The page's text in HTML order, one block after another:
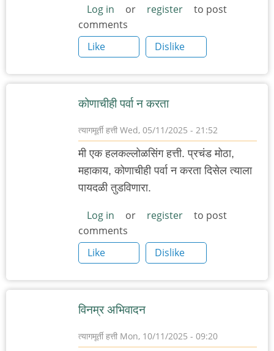
Log in or register
to post
comments
Like
Dislike
कोणाचीही पर्वा न करता
त्यागमूर्ती हत्ती Wed, 05/11/2025 - 21:52
मी एक हलकल्लोळसिंग हत्ती. प्रचंड मोठा,
महाकाय, कोणाचीही पर्वा न करता दिसेल त्याला
पायदळी तुडविणारा.
Log in or register
to post
comments
Like
Dislike
विनम्र अभिवादन
त्यागमूर्ती हत्ती Mon, 10/11/2025 - 09:20